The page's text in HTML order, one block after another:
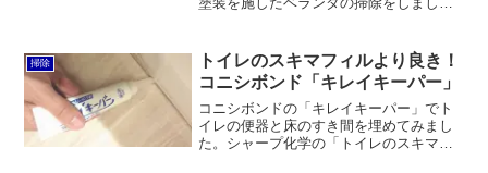
一方で、常に濡らしておかないとスポン
ジが硬くなってしまうのが難点です。
掃除
トイレのスキマフィルより良き！
コニシボンド「キレイキーパー」
コニシボンドの「キレイキーパー」でト
イレの便器と床のすき間を埋めてみまし
た。シャープ化学の「トイレのスキマフ